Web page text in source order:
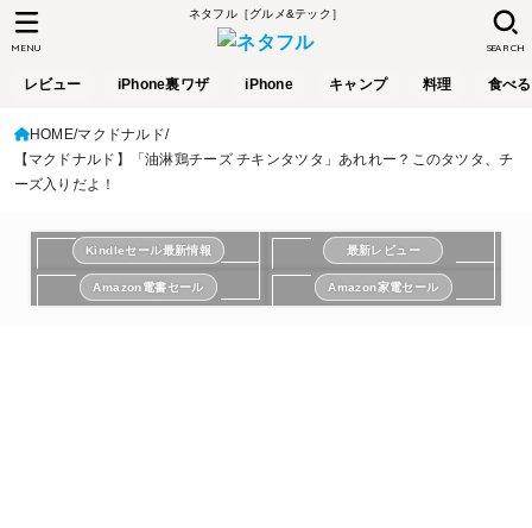
ネタフル［グルメ&テック］
レビュー iPhone裏ワザ iPhone キャンプ 料理 食べる
SEARCH
MENU
HOME マクドナルド
【マクドナルド】「油淋鶏チーズ チキンタツタ」あれれー？このタツタ、チ
ーズ入りだよ！
Kindleセール最新情報 最新レビュー
Amazon電書セール Amazon家電セール